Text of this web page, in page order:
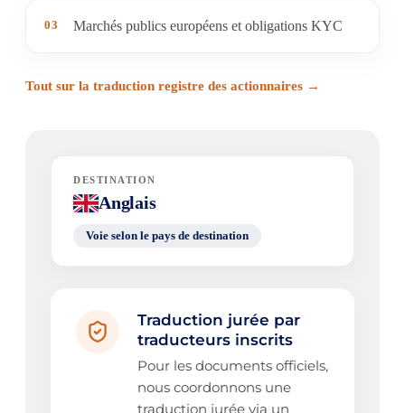
03 Marchés publics européens et obligations KYC
Tout sur la traduction registre des actionnaires →
DESTINATION
Anglais
Voie selon le pays de destination
Traduction jurée par
traducteurs inscrits
Pour les documents officiels,
nous coordonnons une
traduction jurée via un